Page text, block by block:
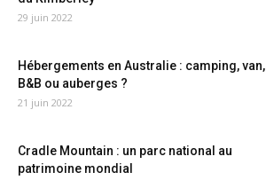
29 juin 2022
Hébergements en Australie : camping, van,
B&B ou auberges ?
21 juin 2022
Cradle Mountain : un parc national au
patrimoine mondial